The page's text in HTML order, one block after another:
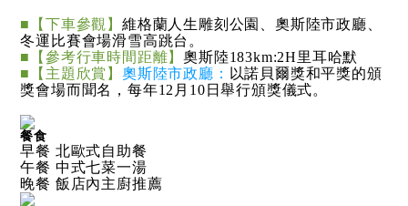
■【下車參觀】維格蘭人生雕刻公園、奧斯陸市政廳、
冬運比賽會場滑雪高跳台。
■【參考行車時間距離】奧斯陸183km:2H里耳哈默
■【主題欣賞】奧斯陸市政廳：
以諾貝爾獎和平獎的頒
獎會場而聞名，每年12月10日舉行頒獎儀式。
餐食
早餐 北歐式自助餐
午餐 中式七菜一湯
晚餐 飯店內主廚推薦